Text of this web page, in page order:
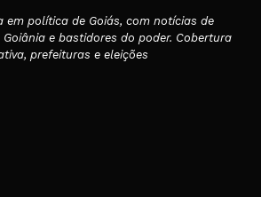
em política de Goiás, com notícias de
Goiânia e bastidores do poder. Cobertura
prefeituras e eleições